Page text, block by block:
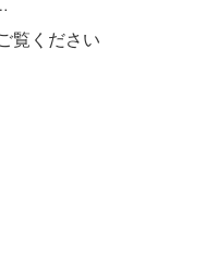
覧ください